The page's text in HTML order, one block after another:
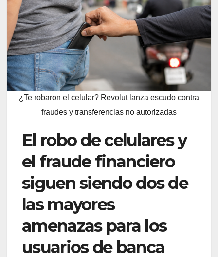
¿Te robaron el celular? Revolut lanza escudo contra
fraudes y transferencias no autorizadas
El robo de celulares y
el fraude financiero
siguen siendo dos de
las mayores
amenazas para los
usuarios de banca